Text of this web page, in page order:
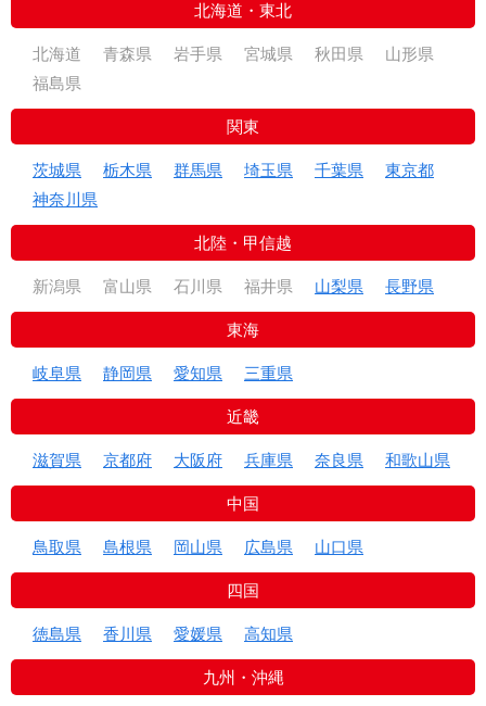
北海道・東北
北海道 青森県 岩手県 宮城県 秋田県
山形県
福島県
関東
茨城県 栃木県 群馬県 埼玉県 千葉県
東京都
神奈川県
北陸・甲信越
新潟県 富山県 石川県 福井県 山梨県 長野県
東海
岐阜県 静岡県 愛知県 三重県
近畿
滋賀県 京都府 大阪府 兵庫県 奈良県 和歌山県
中国
鳥取県 島根県 岡山県 広島県 山口県
四国
徳島県 香川県 愛媛県 高知県
九州・沖縄